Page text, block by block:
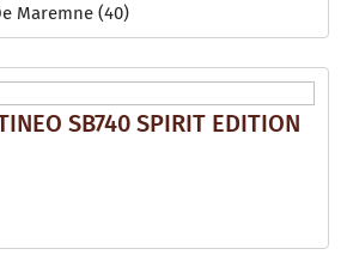
Maremne (40)
SB740 SPIRIT EDITION